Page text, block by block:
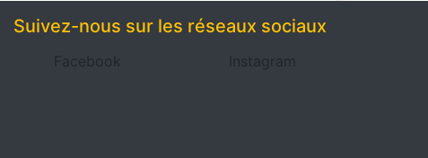
Suivez-nous sur les réseaux sociaux
Facebook Instagram